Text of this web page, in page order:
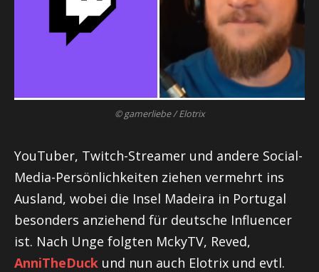
© gamerliebe / Elotrix
YouTuber, Twitch-Streamer und andere Social-
Media-Persönlichkeiten ziehen vermehrt ins
Ausland, wobei die Insel Madeira in Portugal
besonders anziehend für deutsche Influencer
ist. Nach Unge folgten MckyTV, Reved,
AnniTheDuck und nun auch Elotrix und evtl.